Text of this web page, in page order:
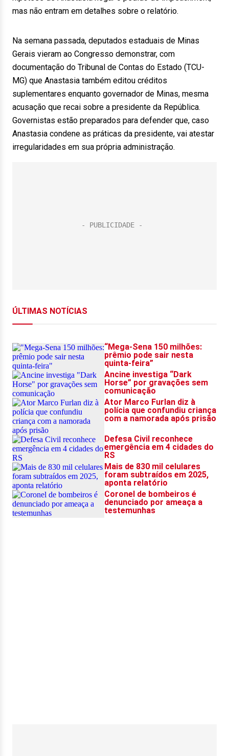
mas não entram em detalhes sobre o relatório.
Na semana passada, deputados estaduais de Minas
Gerais vieram ao Congresso demonstrar, com
documentação do Tribunal de Contas do Estado (TCU-
MG) que Anastasia também editou créditos
suplementares enquanto governador de Minas, mesma
acusação que recai sobre a presidente da República.
Governistas estão preparados para defender que, caso
Anastasia condene as práticas da presidente, vai atestar
irregularidades em sua própria administração.